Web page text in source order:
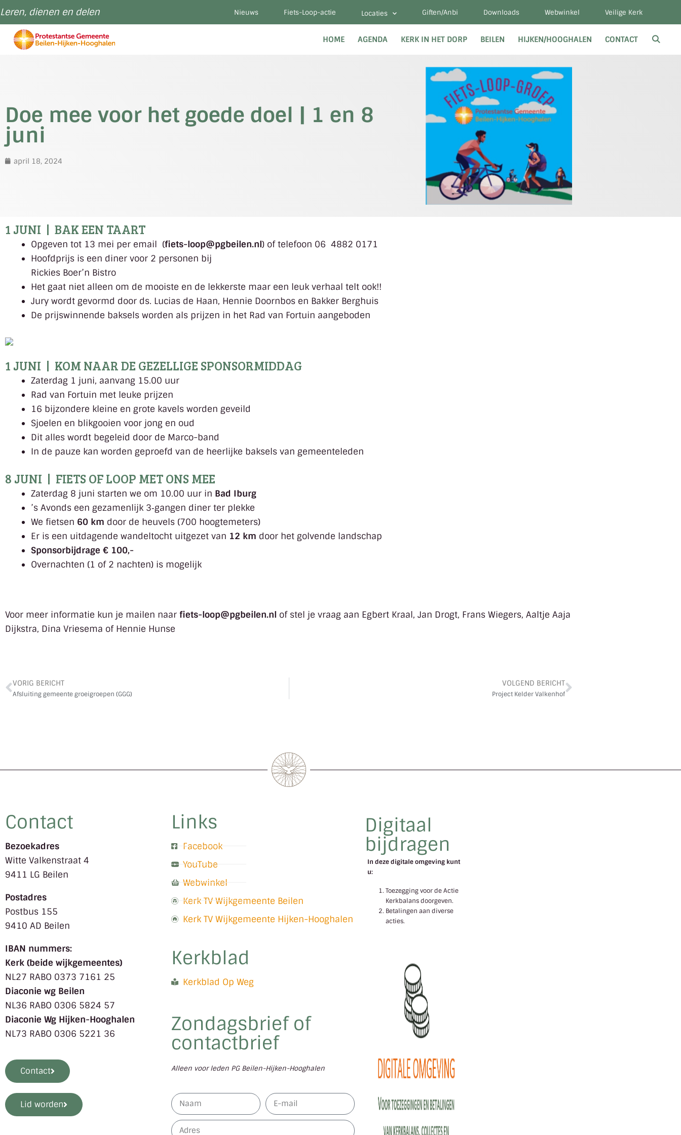
Leren, dienen en delen Nieuws Fiets-Loop-actie Locaties Giften/Anbi Downloads Webwinkel Veilige Kerk
HOME AGENDA KERK IN HET DORP BEILEN HIJKEN/HOOGHALEN CONTACT
Doe mee voor het goede doel | 1 en 8
juni
april 18, 2024
1 JUNI | BAK EEN TAART
Opgeven tot 13 mei per email (fiets-loop@pgbeilen.nl) of telefoon 06 4882 0171
Hoofdprijs is een diner voor 2 personen bij
Rickies Boer’n Bistro
Het gaat niet alleen om de mooiste en de lekkerste maar een leuk verhaal telt ook!!
Jury wordt gevormd door ds. Lucias de Haan, Hennie Doornbos en Bakker Berghuis
De prijswinnende baksels worden als prijzen in het Rad van Fortuin aangeboden
1 JUNI | KOM NAAR DE GEZELLIGE SPONSORMIDDAG
Zaterdag 1 juni, aanvang 15.00 uur
Rad van Fortuin met leuke prijzen
16 bijzondere kleine en grote kavels worden geveild
Sjoelen en blikgooien voor jong en oud
Dit alles wordt begeleid door de Marco-band
In de pauze kan worden geproefd van de heerlijke baksels van gemeenteleden
8 JUNI | FIETS OF LOOP MET ONS MEE
Zaterdag 8 juni starten we om 10.00 uur in Bad Iburg
’s Avonds een gezamenlijk 3‑gangen diner ter plekke
We fietsen 60 km door de heuvels (700 hoogtemeters)
Er is een uitdagende wandeltocht uitgezet van 12 km door het golvende landschap
Sponsorbijdrage € 100,-
Overnachten (1 of 2 nachten) is mogelijk
Voor meer informatie kun je mailen naar fiets-loop@pgbeilen.nl of stel je vraag aan Egbert Kraal, Jan Drogt, Frans Wiegers, Aaltje Aaja
Dijkstra, Dina Vriesema of Hennie Hunse
VORIG BERICHT
Afsluiting gemeente groeigroepen (GGG)
VOLGEND BERICHT
Project Kelder Valkenhof
Contact
Bezoekadres
Witte Valkenstraat 4
9411 LG Beilen
Postadres
Postbus 155
9410 AD Beilen
IBAN nummers:
Kerk (beide wijkgemeentes)
NL27 RABO 0373 7161 25
Diaconie wg Beilen
NL36 RABO 0306 5824 57
Diaconie Wg Hijken-Hooghalen
NL73 RABO 0306 5221 36
Contact
Lid worden
Digitaal
bijdragen
In deze digitale omgeving kunt
u:
Toezegging voor de Actie
Kerkbalans doorgeven.
Betalingen aan diverse
acties.
Links
Facebook
YouTube
Webwinkel
Kerk TV Wijkgemeente Beilen
Kerk TV Wijkgemeente Hijken-Hooghalen
Kerkblad
Kerkblad Op Weg
Zondagsbrief of
contactbrief
Alleen voor leden PG Beilen-Hijken-Hooghalen